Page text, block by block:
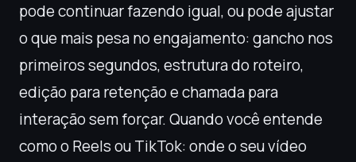
pode continuar fazendo igual, ou pode ajustar
o que mais pesa no engajamento: gancho nos
primeiros segundos, estrutura do roteiro,
edição para retenção e chamada para
interação sem forçar. Quando você entende
como o Reels ou TikTok: onde o seu vídeo